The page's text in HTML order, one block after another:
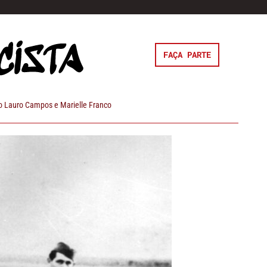
FAÇA PARTE
Lauro Campos e Marielle Franco